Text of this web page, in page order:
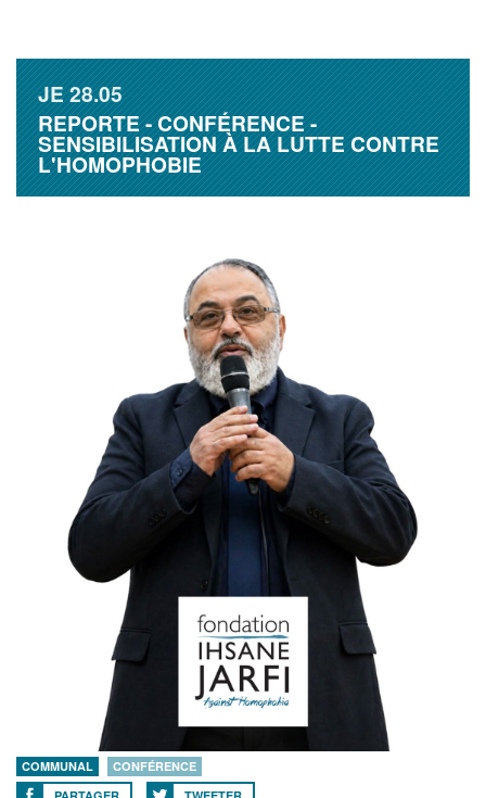
JE28.05
REPORTE - CONFÉRENCE -
SENSIBILISATION À LA LUTTE CONTRE
L'HOMOPHOBIE
COMMUNAL
CONFÉRENCE